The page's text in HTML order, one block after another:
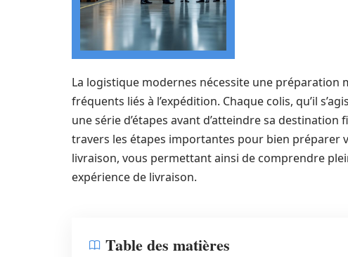
La logistique modernes nécessite une préparation
fréquents liés à l’expédition. Chaque colis, qu’il
une série d’étapes avant d’atteindre sa
travers les étapes importantes pour bien
livraison, vous permettant ainsi de comprendre
expérience de livraison.
Table des matières